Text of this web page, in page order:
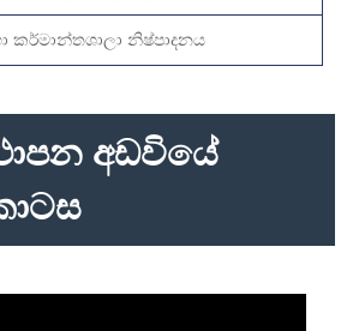
කර්මාන්තශාලා නිෂ්පාදනය
අඩවියේ